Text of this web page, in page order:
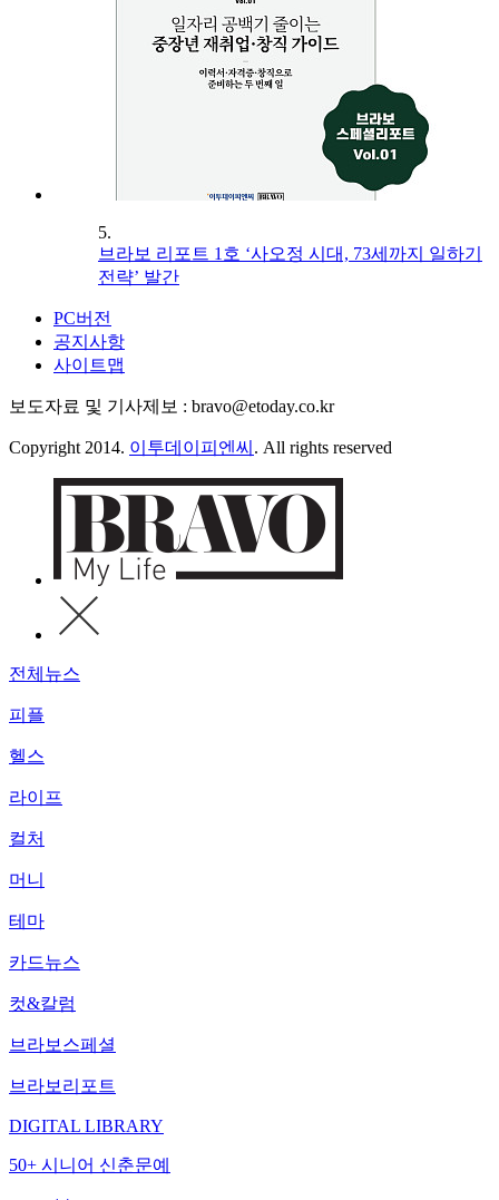
5.
브라보 리포트 1호 ‘사오정 시대, 73세까지 일하기
전략’ 발간
PC버전
공지사항
사이트맵
보도자료 및 기사제보 : bravo@etoday.co.kr
Copyright 2014. 이투데이피엔씨 . All rights reserved
전체뉴스
피플
헬스
라이프
컬처
머니
테마
카드뉴스
컷&칼럼
브라보스페셜
브라보리포트
DIGITAL LIBRARY
50+ 시니어 신춘문예